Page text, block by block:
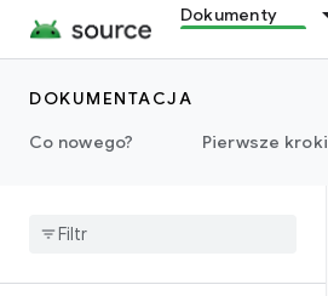
Dokumenty
DOKUMENTACJA
Co nowego?
Pierwsze kroki